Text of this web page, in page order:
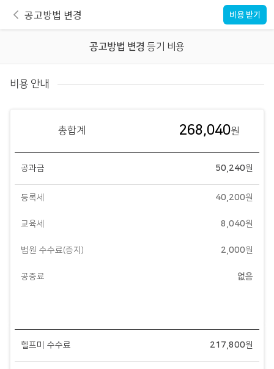
공고방법 변경 비용 받기
공고방법 변경 등기 비용
비용 안내
총합계 268,040원
공과금 50,240원
등록세 40,200원
교육세 8,040원
법원 수수료(증지) 2,000원
공증료 없음
헬프미 수수료 217,800원